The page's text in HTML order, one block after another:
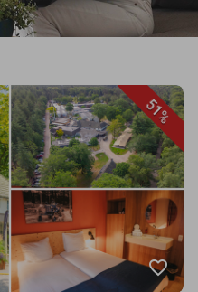
51%
favorite_border